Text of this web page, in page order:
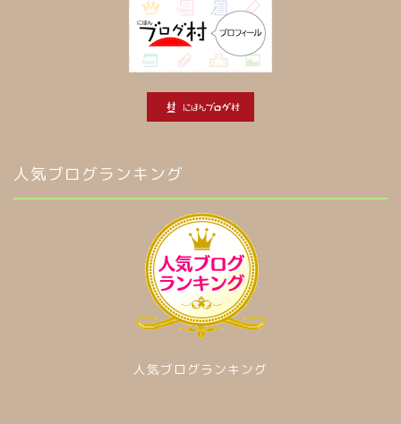
人気ブログランキング
人気ブログランキング